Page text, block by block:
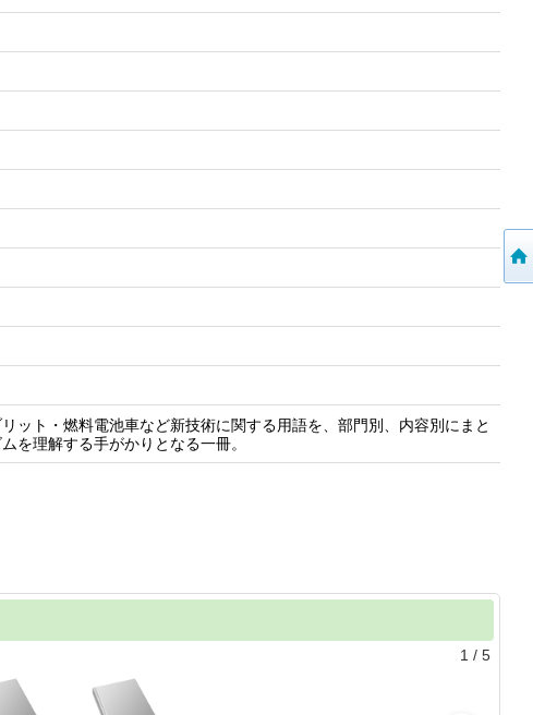
ット・燃料電池車など新技術に関する用語を、部門別、内容別にまと
を理解する手がかりとなる一冊。
1 / 5